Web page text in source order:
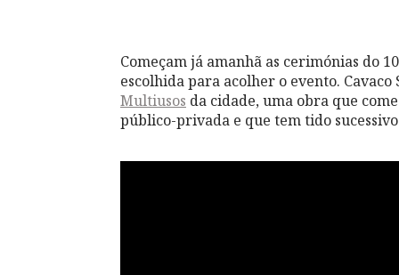
Começam já amanhã as cerimónias do
escolhida para acolher o evento.
Multiusos da cidade, uma obra que
público-privada e que tem tido